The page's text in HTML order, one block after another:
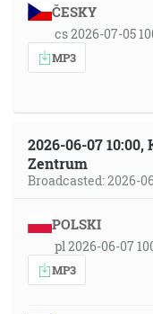
ČESKY
cs 2026-07-05
MP3
2026-06-07
Zentrum
Broadcasted: 2026-
POLSKI
pl 2026-06-07
MP3